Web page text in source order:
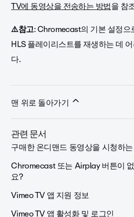
TV에 동영상을 전송하는 방법을 참
⚠️참고: Chromecast의 기본 설정으
HLS 플레이리스트를 재생하는 데
다.
맨 위로 돌아가기
관련 문서
구매한 온디맨드 동영상을 시청하
Chromecast 또는 Airplay 버튼이
요?
Vimeo TV 앱 지원 정보
Vimeo TV 앱 활성화 및 로그인